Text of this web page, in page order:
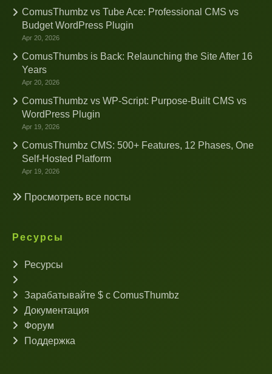
ComusThumbz vs Tube Ace: Professional CMS vs
Budget WordPress Plugin
Apr 20, 2026
ComusThumbs is Back: Relaunching the Site After 16
Years
Apr 20, 2026
ComusThumbz vs WP-Script: Purpose-Built CMS vs
WordPress Plugin
Apr 19, 2026
ComusThumbz CMS: 500+ Features, 12 Phases, One
Self-Hosted Platform
Apr 19, 2026
Просмотреть все посты
Ресурсы
Ресурсы
Зарабатывайте $ с ComusThumbz
Документация
Форум
Поддержка